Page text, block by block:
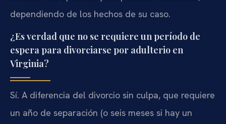
dependiendo de los hechos de su caso.
¿Es verdad que no se requiere un período de
espera para divorciarse por adulterio en
Virginia?
Sí. A diferencia del divorcio sin culpa, que requiere
un año de separación (o seis meses si hay un